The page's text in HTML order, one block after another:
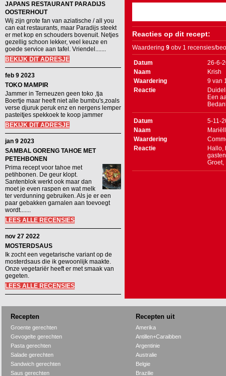
JAPANS RESTAURANT PARADIJS
OOSTERHOUT
Wij zijn grote fan van aziatische / all you
can eat restaurants, maar Paradijs steekt
er met kop en schouders bovenuit. Netjes
gezellig schoon lekker, veel keuze en
goede service aan tafel. Vriendel.......
BEKIJK DIT ADRESJE
feb 9 2023
TOKO MAMPIR
Jammer in Terneuzen geen toko ,tja
Boertje maar heeft niet alle bumbu's,zoals
verse djuruk peruk enz en nergens lemper
pasteitjes spekkoek te koop jammer
BEKIJK DIT ADRESJE
jan 9 2023
SAMBAL GORENG TAHOE MET
PETEHBONEN
Prima recept voor tahoe met
petihbonen. De geur klopt.
Santenblok werkt ook maar dan
moet je even raspen en wat melk
ter verdunning gebruiken. Als je er een
paar gebakken garnalen aan toevoegt
wordt.......
LEES ALLE RECENSIES
nov 27 2022
MOSTERDSAUS
Ik zocht een vegetarische variant op de
mosterdsaus die ik gewoonlijk maakte.
Onze vegetariër heeft er met smaak van
gegeten.
LEES ALLE RECENSIES
Reacties op dit recept:
Waardering 9 obv 1 recensies/
Datum
26-6-
Naam
Krish
Waardering
9 van
Reactie
Een
Datum
5-11-
Naam
Waardering
Reactie
Hallo,
Groet,
Recepten Recepten uit
Groente gerechten
Gevogelte gerechten
Pasta gerechten
Salade gerechten
Sandwich gerechten
Saus gerechten
Amerika
Antillen+Caraibben
Argentinie
Australie
Belgie
Brazilie